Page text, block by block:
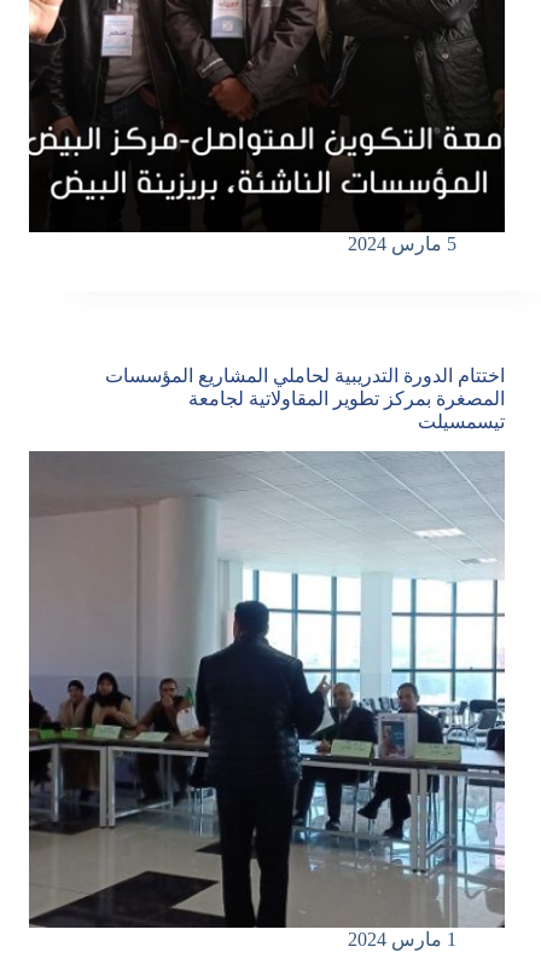
5 مارس 2024
اختتام الدورة التدريبية لحاملي المشاريع المؤسسات
المصغرة بمركز تطوير المقاولاتية لجامعة
تيسمسيلت
1 مارس 2024